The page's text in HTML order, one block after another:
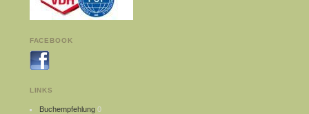
FACEBOOK
LINKS
Buchempfehlung 0